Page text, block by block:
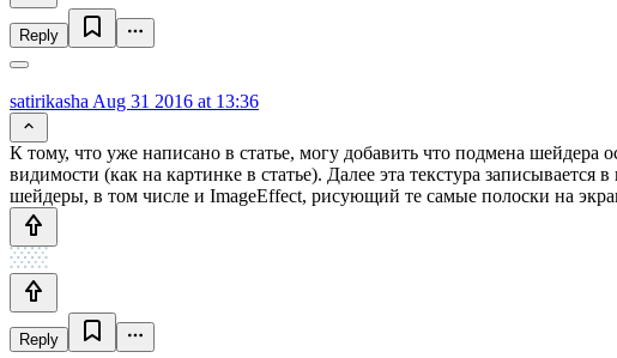
Reply
satirikasha Aug 31 2016 at 13:36
К тому, что уже написано в статье, могу добавить что подмена шейдера
видимости (как на картинке в статье). Далее эта текстура
шейдеры, в том числе и ImageEffect, рисующий те самые полоски на
Reply